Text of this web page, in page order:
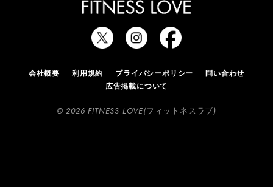
会社概要 利用規約 プライバシーポリシー
問い合わせ
広告掲載について
© 2026 FITNESS LOVE(フィットネスラブ)